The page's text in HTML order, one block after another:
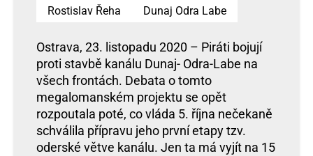
Rostislav Řeha Dunaj Odra Labe
Ostrava, 23. listopadu 2020 – Piráti bojují
proti stavbě kanálu Dunaj- Odra-Labe na
všech frontách. Debata o tomto
megalomanském projektu se opět
rozpoutala poté, co vláda 5. října nečekaně
schválila přípravu jeho první etapy tzv.
oderské větve kanálu. Jen ta má vyjít na 15